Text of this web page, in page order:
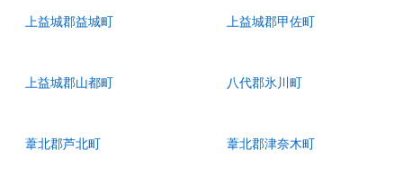
上益城郡益城町 上益城郡甲佐町
上益城郡山都町 八代郡氷川町
葦北郡芦北町 葦北郡津奈木町